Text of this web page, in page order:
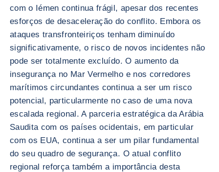
com o Iémen continua frágil, apesar dos recentes
esforços de desaceleração do conflito. Embora os
ataques transfronteiriços tenham diminuído
significativamente, o risco de novos incidentes não
pode ser totalmente excluído. O aumento da
insegurança no Mar Vermelho e nos corredores
marítimos circundantes continua a ser um risco
potencial, particularmente no caso de uma nova
escalada regional. A parceria estratégica da Arábia
Saudita com os países ocidentais, em particular
com os EUA, continua a ser um pilar fundamental
do seu quadro de segurança. O atual conflito
regional reforça também a importância desta